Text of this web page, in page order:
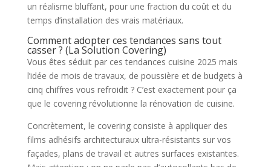
un réalisme bluffant, pour une fraction du coût et du
temps d’installation des vrais matériaux.
Comment adopter ces tendances sans tout
casser ? (La Solution Covering)
Vous êtes séduit par ces tendances cuisine 2025 mais
l’idée de mois de travaux, de poussière et de budgets à
cinq chiffres vous refroidit ? C’est exactement pour ça
que le covering révolutionne la rénovation de cuisine.
Concrètement, le covering consiste à appliquer des
films adhésifs architecturaux ultra-résistants sur vos
façades, plans de travail et autres surfaces existantes.